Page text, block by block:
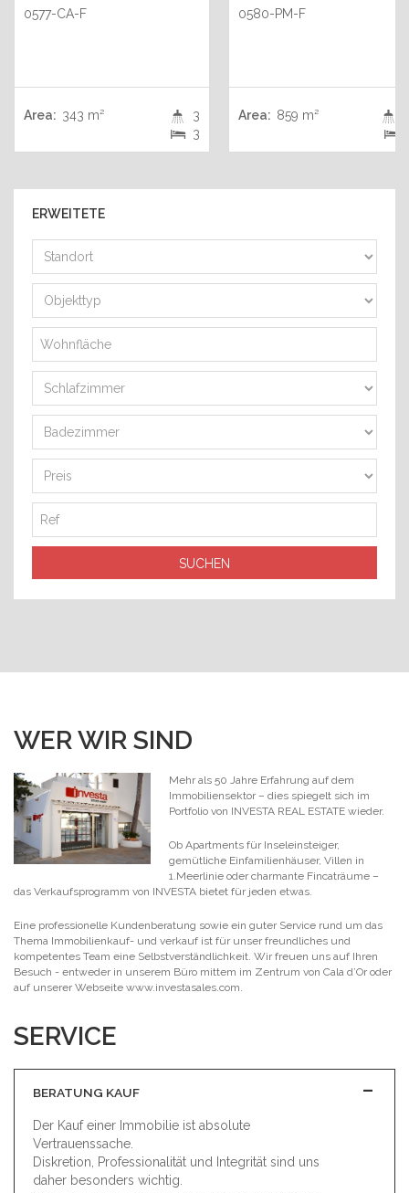
0577-CA-F
Area: 343 m²
3
3
0580-PM-F
Area: 859 m²
ERWEITETE
WER WIR SIND
Mehr als 50 Jahre Erfahrung auf dem
Immobiliensektor – dies spiegelt sich im
Portfolio von INVESTA REAL ESTATE wieder.
Ob Apartments für Inseleinsteiger,
gemütliche Einfamilienhäuser, Villen in
1.Meerlinie oder charmante Fincaträume –
das Verkaufsprogramm von INVESTA bietet für jeden etwas.
Eine professionelle Kundenberatung sowie ein guter Service rund um das
Thema Immobilienkauf- und verkauf ist für unser freundliches und
kompetentes Team eine Selbstverständlichkeit. Wir freuen uns auf Ihren
Besuch - entweder in unserem Büro mittem im Zentrum von Cala d’Or oder
auf unserer Webseite www.investasales.com.
SERVICE
BERATUNG KAUF
Der Kauf einer Immobilie ist absolute
Vertrauenssache.
Diskretion, Professionalität und Integrität sind uns
daher besonders wichtig.